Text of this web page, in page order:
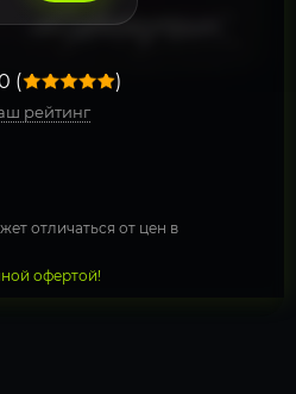
( )
рейтинг
отличаться от цен в
офертой!